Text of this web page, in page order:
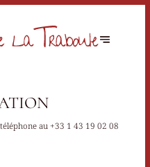
au+33 1 43 19 02 08